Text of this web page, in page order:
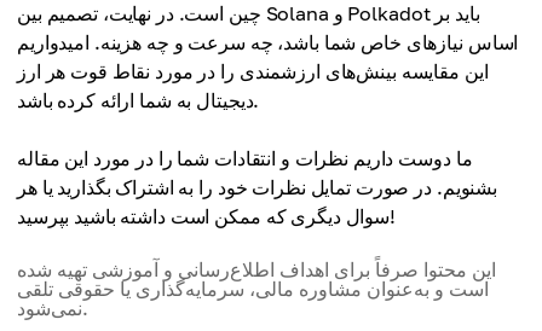
مقیاس پذیری
توان عملیاتی بالا با طراحی تک زنجیره ای
پشتیبانی از زنجیره متقابل بومی محدود
مکانیسم اجماع
Proof of History (PoH) + Proof of Stake (PoS)
کارمزد
0.10 دلار تا 1 دلار
ترازو با پاراچین اضافی
تعامل
مکانیسم اجماع
چین است. در نهایت، تصمیم بین Solana و Polkadot باید بر
اساس نیازهای خاص شما باشد، چه سرعت و چه هزینه. امیدواریم
این مقایسه بینش‌های ارزشمندی را در مورد نقاط قوت هر ارز
دیجیتال به شما ارائه کرده باشد.
ما دوست داریم نظرات و انتقادات شما را در مورد این مقاله
بشنویم. در صورت تمایل نظرات خود را به اشتراک بگذارید یا هر
سوال دیگری که ممکن است داشته باشید بپرسید!
این محتوا صرفاً برای اهداف اطلاع‌رسانی و آموزشی تهیه شده
است و به‌عنوان مشاوره مالی، سرمایه‌گذاری یا حقوقی تلقی
نمی‌شود.